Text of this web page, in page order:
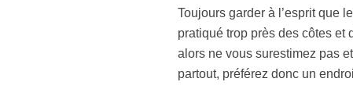
Toujours garder à l’esprit que
pratiqué trop près des côtes et
alors ne vous surestimez pas
partout, préférez donc un